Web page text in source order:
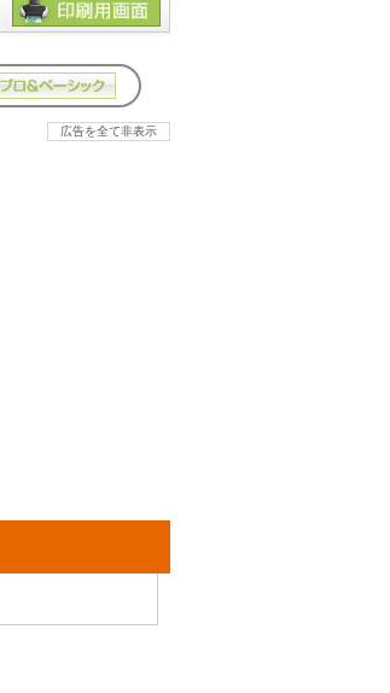
広告を全て非表示